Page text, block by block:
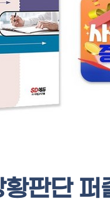
판단 퍼